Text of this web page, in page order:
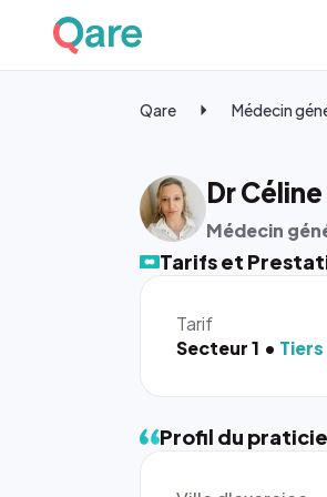
Qare Médecin
Dr
Médecin
Tarifs et
Tarif
Secteur 1
Profil du